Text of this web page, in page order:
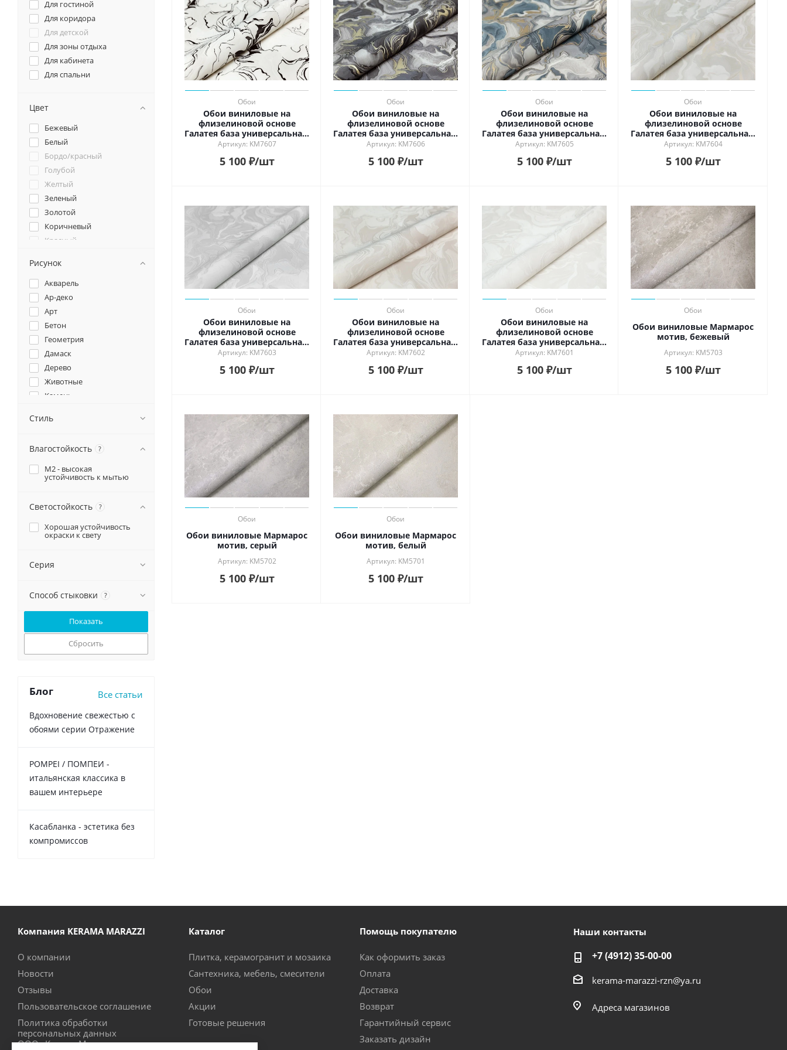
Обои
Обои виниловые на
флизелиновой основе
Галатея база универсальная,
белый чёрный
Артикул: KM7607
5 100₽/шт
Обои
Обои виниловые на
флизелиновой основе
Галатея база универсальная,
чёрный
Артикул: KM7606
5 100₽/шт
Обои
Обои виниловые на
флизелиновой основе
Галатея база универсальная,
синий
Артикул: KM7605
5 100₽/шт
Обои
Обои виниловые на
флизелиновой основе
Галатея база универсальная,
серый золотой
Артикул: KM7604
5 100₽/шт
Обои
Обои виниловые на
флизелиновой основе
Галатея база универсальная,
серый
Артикул: KM7603
5 100₽/шт
Обои
Обои виниловые на
флизелиновой основе
Галатея база универсальная,
бежевый
Артикул: KM7602
5 100₽/шт
Обои
Обои виниловые на
флизелиновой основе
Галатея база универсальная,
белый
Артикул: KM7601
5 100₽/шт
Обои
Обои виниловые Мармарос
мотив, бежевый
Артикул: KM5703
5 100₽/шт
Обои
Обои виниловые Мармарос
мотив, серый
Артикул: KM5702
5 100₽/шт
Обои
Обои виниловые Мармарос
мотив, белый
Артикул: KM5701
5 100₽/шт
Для гостиной
Для коридора
Для детской
Для зоны отдыха
Для кабинета
Для спальни
Цвет
Бежевый
Белый
Бордо/красный
Голубой
Желтый
Зеленый
Золотой
Коричневый
Красный
Оранжевый
Персиковый
Пудровый
Пурпурный
Розовый
Серый
Синий
Сиреневый
Фиолетовый
Черный
Рисунок
Акварель
Ар-деко
Арт
Бетон
Геометрия
Дамаск
Дерево
Животные
Камень
Кракле
Мозаика
Мрамор
Однотонный
Терраццо
Ткань
Флора
Штукатурка
Стиль
Влагостойкость ?
М2 - высокая
устойчивость к мытью
Светостойкость ?
Хорошая устойчивость
окраски к свету
Серия
Способ стыковки ?
Сбросить
Блог Все статьи
Вдохновение свежестью с
обоями серии Отражение
POMPEI / ПОМПЕИ -
итальянская классика в
вашем интерьере
Касабланка - эстетика без
компромиссов
Компания KERAMA MARAZZI
О компании
Новости
Отзывы
Пользовательское соглашение
Политика обработки
персональных данных
ООО «Керама Марацци»
Каталог
Плитка, керамогранит и мозаика
Сантехника, мебель, смесители
Обои
Акции
Готовые решения
Помощь покупателю
Как оформить заказ
Оплата
Доставка
Возврат
Гарантийный сервис
Заказать дизайн
Наши контакты
+7 (4912) 35-00-00
kerama-marazzi-rzn@ya.ru
Адреса магазинов